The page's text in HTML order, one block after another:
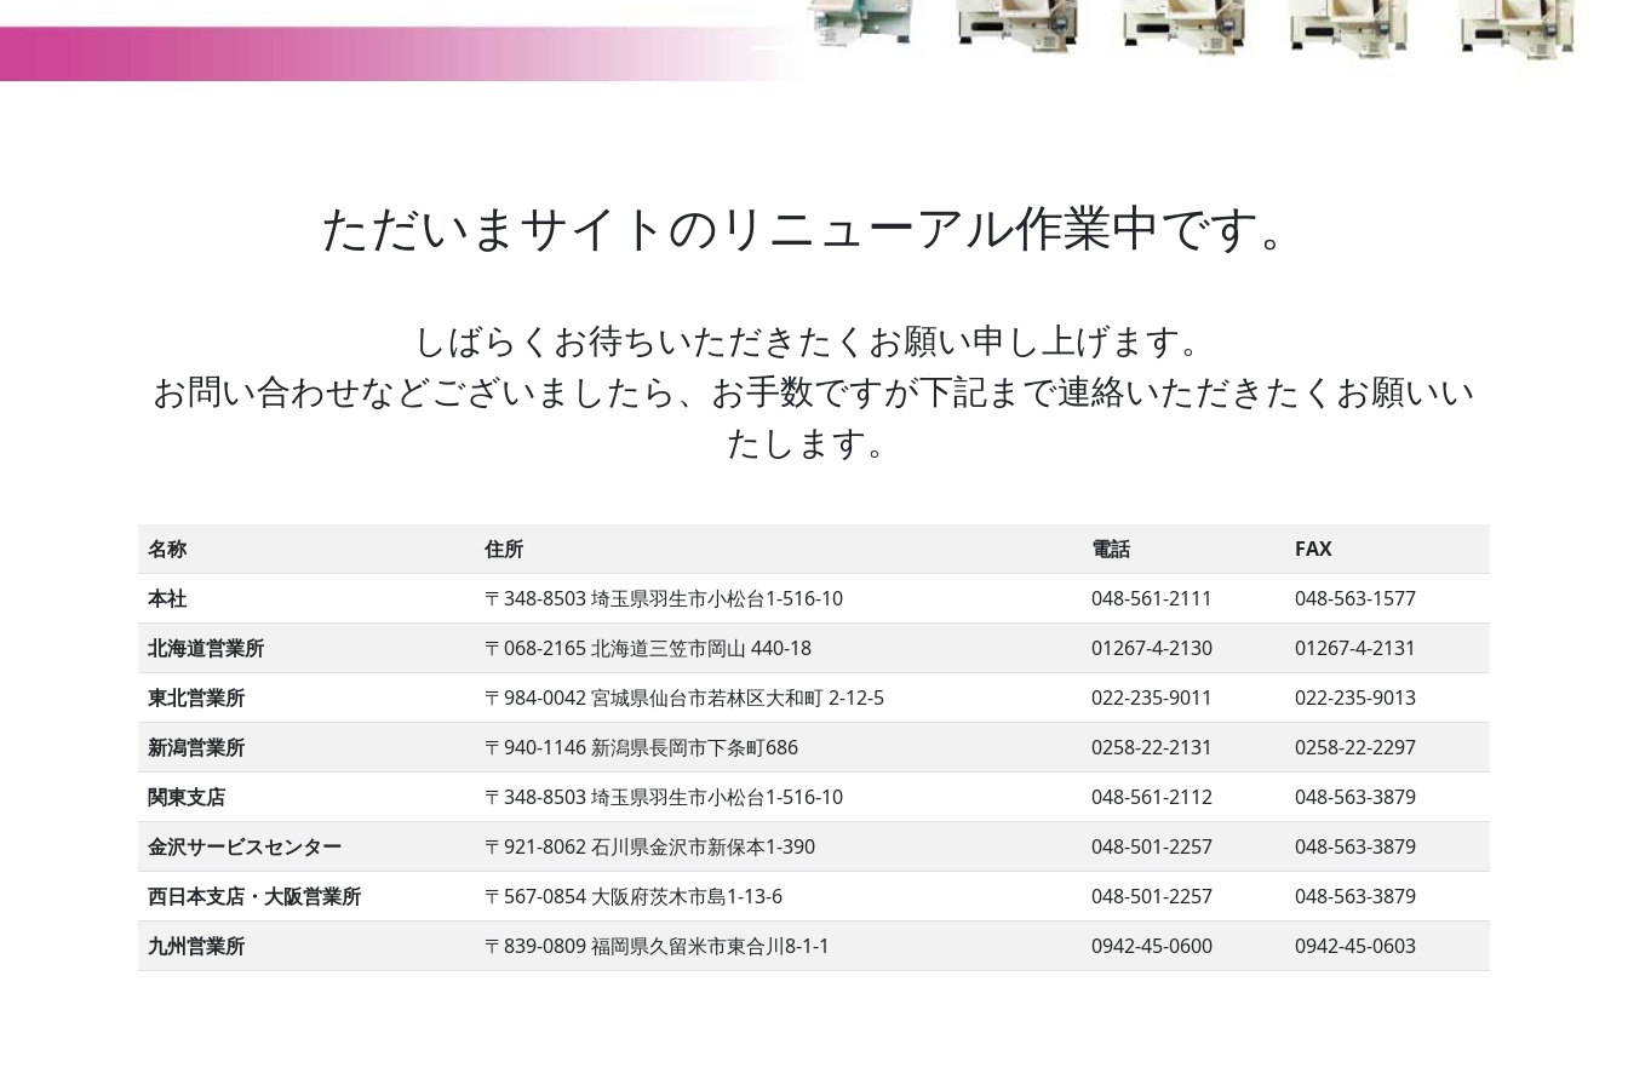
ただいまサイトのリニューアル作業中です。
しばらくお待ちいただきたくお願い申し上げます。
お問い合わせなどございましたら、お手数ですが下記まで連絡いただきたくお願いい
たします。
名称 住所 電話
FAX
本社
〒348-8503 埼玉県羽生市小松台1-516-10 048-561-2111
048-563-1577
北海道営業所
〒068-2165 北海道三笠市岡山 440-18 01267-4-2130
01267-4-2131
東北営業所
〒984-0042 宮城県仙台市若林区大和町 2-12-5 022-235-9011
022-235-9013
新潟営業所
〒940-1146 新潟県長岡市下条町686 0258-22-2131
0258-22-2297
関東支店
〒348-8503 埼玉県羽生市小松台1-516-10 048-561-2112
048-563-3879
金沢サービスセンター
〒921-8062 石川県金沢市新保本1-390 048-501-2257
048-563-3879
西日本支店・大阪営業所
〒567-0854 大阪府茨木市島1-13-6 048-501-2257
048-563-3879
九州営業所
〒839-0809 福岡県久留米市東合川8-1-1 0942-45-0600 0942-45-0603